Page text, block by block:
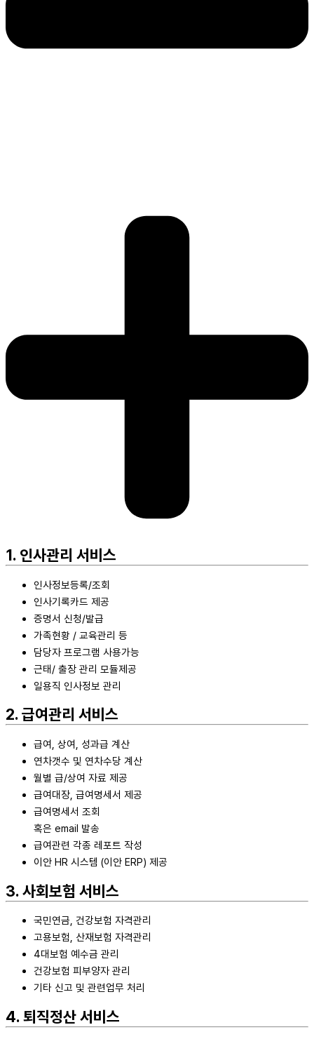
1. 인사관리 서비스
인사정보등록/조회
인사기록카드 제공
증명서 신청/발급
가족현황 / 교육관리 등
담당자 프로그램 사용가능
근태/ 출장 관리 모듈제공
일용직 인사정보 관리
2. 급여관리 서비스
급여, 상여, 성과급 계산
연차갯수 및 연차수당 계산
월별 급/상여 자료 제공
급여대장, 급여명세서 제공
급여명세서 조회
혹은 email 발송
급여관련 각종 레포트 작성
이안 HR 시스템 (이안 ERP) 제공
3. 사회보험 서비스
국민연금, 건강보험 자격관리
고용보험, 산재보험 자격관리
4대보험 예수금 관리
건강보험 피부양자 관리
기타 신고 및 관련업무 처리
4. 퇴직정산 서비스